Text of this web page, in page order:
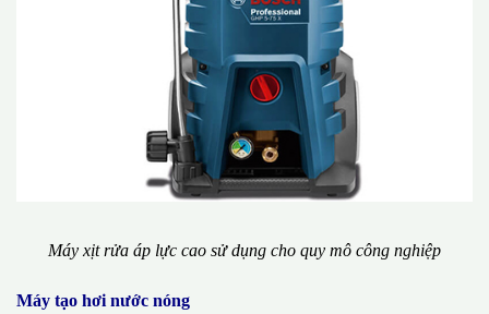
Máy xịt rửa áp lực cao sử dụng cho quy mô công nghiệp
Máy tạo hơi nước nóng